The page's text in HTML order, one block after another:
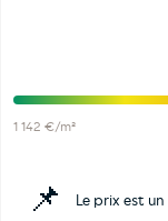
1 142 €/m²
📌 Le prix est un